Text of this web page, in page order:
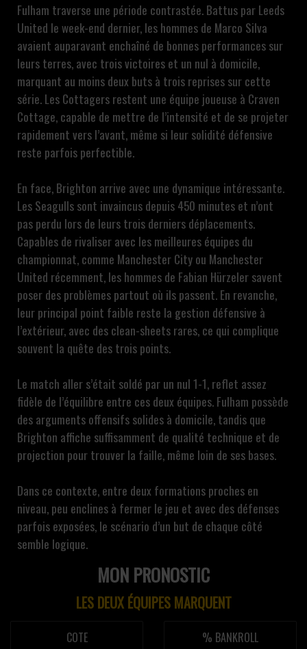
Fulham traverse une période contrastée. Battus par Leeds
United le week-end dernier, les hommes de Marco Silva
avaient auparavant enchaîné de bonnes performances sur
leurs terres, avec trois victoires et un nul à domicile,
marquant au moins deux buts à trois reprises sur cette
série. Les Cottagers restent une équipe joueuse à Craven
Cottage, capable de mettre de l’intensité et de se projeter
rapidement vers l’avant, même si leur solidité défensive
reste parfois perfectible.
En face, Brighton arrive avec une dynamique intéressante.
Les Seagulls sont invaincus depuis 450 minutes et n’ont
pas perdu lors de leurs trois derniers déplacements.
Capables de rivaliser avec les meilleures équipes du
championnat, comme Manchester City ou Manchester
United récemment, les hommes de Fabian Hürzeler savent
poser des problèmes partout où ils passent. En revanche,
leur principal point faible reste la gestion défensive à
l’extérieur, avec des clean-sheets rares, ce qui complique
souvent la quête des trois points.
Le match aller s’était soldé par un nul 1-1, reflet assez
fidèle de l’équilibre entre ces deux équipes. Fulham possède
des arguments offensifs solides à domicile, tandis que
Brighton affiche suffisamment de qualité technique et de
projection pour trouver la faille, même loin de ses bases.
Dans ce contexte, entre deux formations proches en
niveau, peu enclines à fermer le jeu et avec des défenses
parfois exposées, le scénario d’un but de chaque côté
semble logique.
MON PRONOSTIC
LES DEUX ÉQUIPES MARQUENT
COTE % BANKROLL